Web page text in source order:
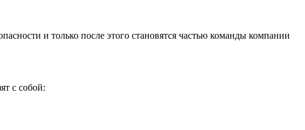
и только после этого становятся частью команды компании
с собой: